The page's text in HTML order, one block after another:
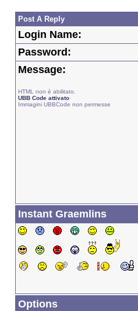
Post A Reply
Login Name:
Password:
Message:
HTML non è abilitato.
UBB Code attivato
Immagini UBBCode non permesse
Instant Graemlins
Options